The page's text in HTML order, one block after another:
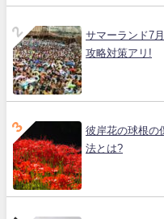
サマーランド7
攻略対策アリ!
彼岸花の球根の
法とは?